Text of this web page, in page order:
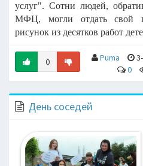
услуг".Сотни людей,
МФЦ, могли отдать свой
рисунок из десятков работ
0 Puma
0
День соседей